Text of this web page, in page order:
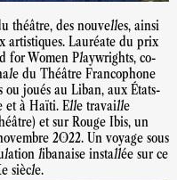
théâtre, des nouvelles, ainsi
artistiques. Lauréate du prix
for Women Playwrights, co-
du Théâtre Francophone
ou joués au Liban, aux États-
et à Haïti. Elle travaille
et sur Rouge Ibis, un
2022. Un voyage sous
libanaise installée sur ce
siècle.